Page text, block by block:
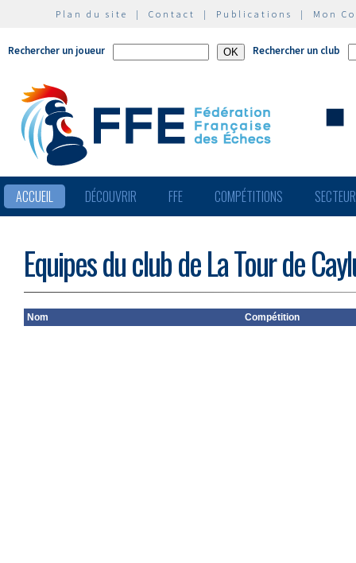
Plan du site | Contact | Publications | Mon
Rechercher un joueur Rechercher un club
ACCUEIL DÉCOUVRIR FFE COMPÉTITIONS
Equipes du club de La Tour de
Nom Compétition